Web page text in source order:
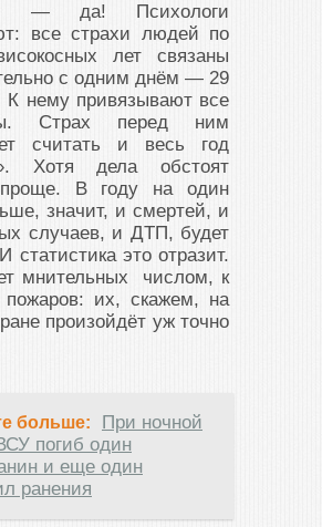
— да! Психологи
все страхи людей по
лет связаны
с одним днём — 29
К нему привязывают все
Страх перед ним
считать и весь год
Хотя дела обстоят
проще. В году на один
значит, и смертей, и
случаев, и ДТП, будет
статистика это отразит.
мнительных числом, к
пожаров: их, скажем, на
произойдёт уж точно
больше:
При ночной
погиб один
и еще один
ранения